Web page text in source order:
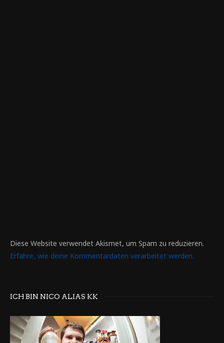
Diese Website verwendet Akismet, um Spam zu reduzieren.
Erfahre, wie deine Kommentardaten verarbeitet werden.
ICH BIN NICO ALIAS KK